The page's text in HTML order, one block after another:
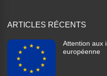
ARTICLES RÉCENTS
Attention aux
européenne